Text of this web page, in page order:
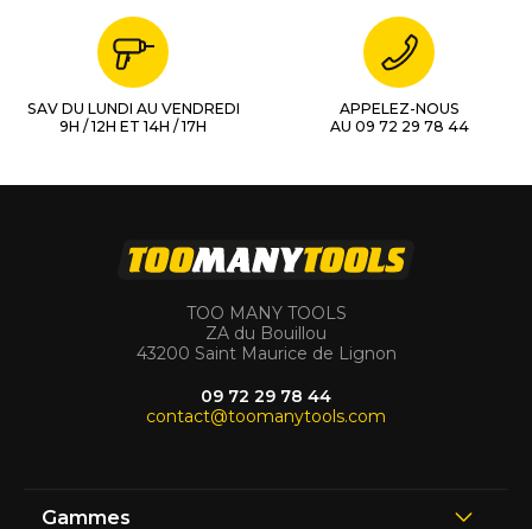
SAV DU LUNDI AU VENDREDI
9H / 12H ET 14H / 17H
APPELEZ-NOUS
AU 09 72 29 78 44
TOO MANY TOOLS
ZA du Bouillou
43200 Saint Maurice de Lignon
09 72 29 78 44
contact@toomanytools.com
Gammes